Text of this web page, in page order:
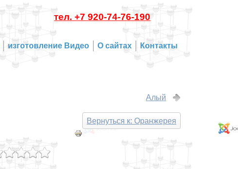
тел. +7 920-74-76-190
изготовление Видео О сайтах Контакты
Алый
Вернуться к: Оранжерея